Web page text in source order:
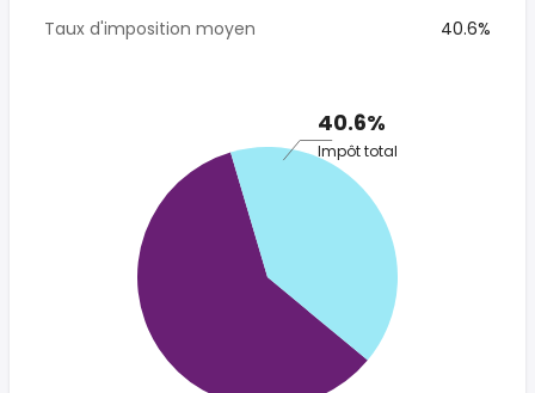
Taux d'imposition moyen
40.6%
40.6%
Impôt total